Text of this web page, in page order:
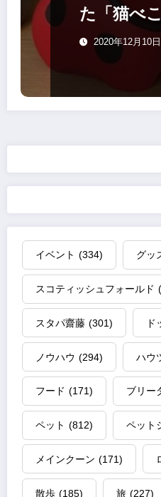
た「猫べ
具2020年12月10日
イベント (334) グッ
スコティッシュフォールド
スタパ齋藤 (301) ド
ノウハウ (294) ハウ
フード (171) ブリー
ペット (812) ペット
メインクーン (171)
散歩 (185) 旅 (227)